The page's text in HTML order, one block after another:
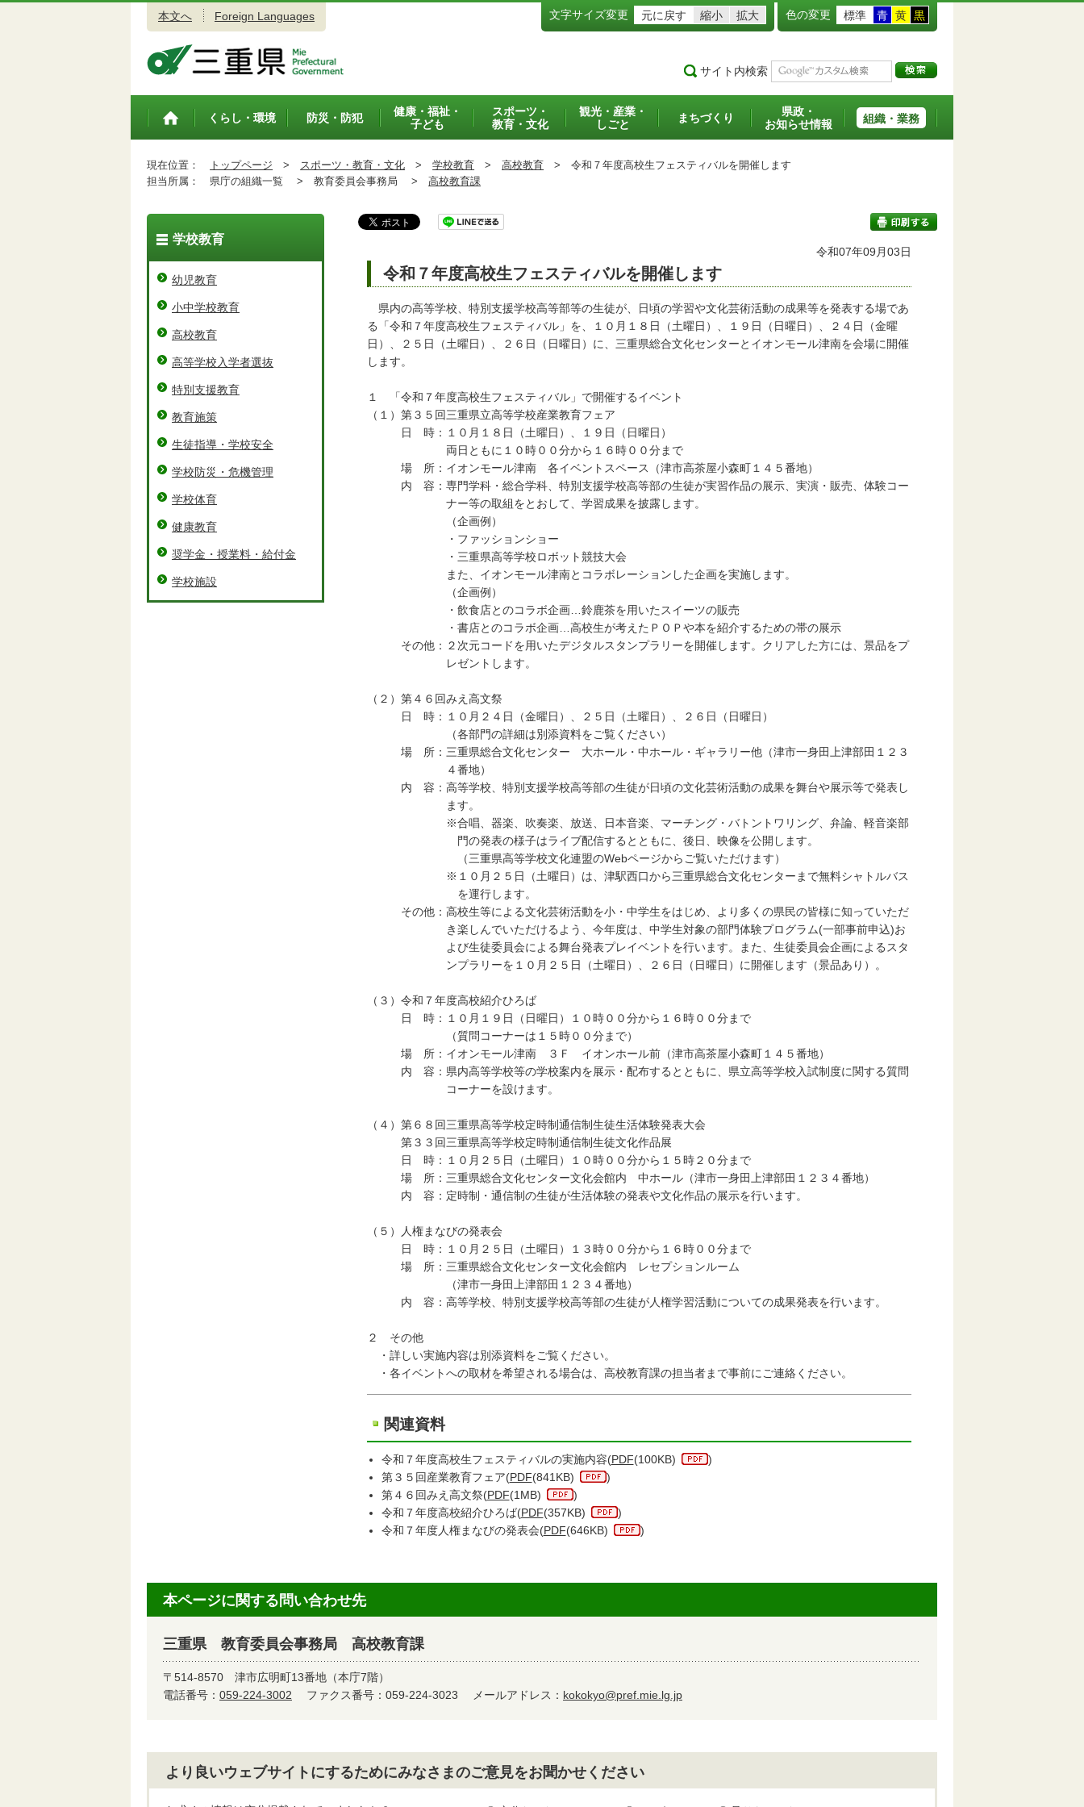
本文へ Foreign Languages 文字サイズ変更 元に戻す 縮小 拡大 色の変更 標準 青 黄 黒
サイト内検索
トップペ
くらし・環境 防災・防犯
健康・福祉・
子ども
スポーツ・
教育・文化
観光・産業・
しごと
まちづくり
県政・
お知らせ情報
組織・業務
現在位置： トップページ > スポーツ・教育・文化 > 学校教育 > 高校教育 > 令和７年度高校生フェスティバルを開催します
担当所属：
県庁の組織一覧 > 教育委員会事務局 > 高校教育課
印刷する
令和07年09月03日
令和７年度高校生フェスティバルを開催します
県内の高等学校、特別支援学校高等部等の生徒が、日頃の学習や文化芸術活動の成果等を発表する場であ
る「令和７年度高校生フェスティバル」を、１０月１８日（土曜日）、１９日（日曜日）、２４日（金曜
日）、２５日（土曜日）、２６日（日曜日）に、三重県総合文化センターとイオンモール津南を会場に開催
します。
１ 「令和７年度高校生フェスティバル」で開催するイベント
（１）第３５回三重県立高等学校産業教育フェア
日 時：１０月１８日（土曜日）、１９日（日曜日）
両日ともに１０時００分から１６時００分まで
場 所：イオンモール津南 各イベントスペース（津市高茶屋小森町１４５番地）
内 容：専門学科・総合学科、特別支援学校高等部の生徒が実習作品の展示、実演・販売、体験コー
ナー等の取組をとおして、学習成果を披露します。
（企画例）
・ファッションショー
・三重県高等学校ロボット競技大会
また、イオンモール津南とコラボレーションした企画を実施します。
（企画例）
・飲食店とのコラボ企画…鈴鹿茶を用いたスイーツの販売
・書店とのコラボ企画…高校生が考えたＰＯＰや本を紹介するための帯の展示
その他：２次元コードを用いたデジタルスタンプラリーを開催します。クリアした方には、景品をプ
レゼントします。
（２）第４６回みえ高文祭
日 時：１０月２４日（金曜日）、２５日（土曜日）、２６日（日曜日）
（各部門の詳細は別添資料をご覧ください）
場 所：三重県総合文化センター 大ホール・中ホール・ギャラリー他（津市一身田上津部田１２３
４番地）
内 容：高等学校、特別支援学校高等部の生徒が日頃の文化芸術活動の成果を舞台や展示等で発表し
ます。
※合唱、器楽、吹奏楽、放送、日本音楽、マーチング・バトントワリング、弁論、軽音楽部
門の発表の様子はライブ配信するとともに、後日、映像を公開します。
（三重県高等学校文化連盟のWebページからご覧いただけます）
※１０月２５日（土曜日）は、津駅西口から三重県総合文化センターまで無料シャトルバス
を運行します。
その他：高校生等による文化芸術活動を小・中学生をはじめ、より多くの県民の皆様に知っていただ
き楽しんでいただけるよう、今年度は、中学生対象の部門体験プログラム(一部事前申込)お
よび生徒委員会による舞台発表プレイベントを行います。また、生徒委員会企画によるスタ
ンプラリーを１０月２５日（土曜日）、２６日（日曜日）に開催します（景品あり）。
（３）令和７年度高校紹介ひろば
日 時：１０月１９日（日曜日）１０時００分から１６時００分まで
（質問コーナーは１５時００分まで）
場 所：イオンモール津南 ３Ｆ イオンホール前（津市高茶屋小森町１４５番地）
内 容：県内高等学校等の学校案内を展示・配布するとともに、県立高等学校入試制度に関する質問
コーナーを設けます。
（４）第６８回三重県高等学校定時制通信制生徒生活体験発表大会
第３３回三重県高等学校定時制通信制生徒文化作品展
日 時：１０月２５日（土曜日）１０時００分から１５時２０分まで
場 所：三重県総合文化センター文化会館内 中ホール（津市一身田上津部田１２３４番地）
内 容：定時制・通信制の生徒が生活体験の発表や文化作品の展示を行います。
（５）人権まなびの発表会
日 時：１０月２５日（土曜日）１３時００分から１６時００分まで
場 所：三重県総合文化センター文化会館内 レセプションルーム
（津市一身田上津部田１２３４番地）
内 容：高等学校、特別支援学校高等部の生徒が人権学習活動についての成果発表を行います。
２ その他
・詳しい実施内容は別添資料をご覧ください。
・各イベントへの取材を希望される場合は、高校教育課の担当者まで事前にご連絡ください。
関連資料
令和７年度高校生フェスティバルの実施内容(PDF(100KB)
)
第３５回産業教育フェア(PDF(841KB)
)
第４６回みえ高文祭(PDF(1MB)
)
令和７年度高校紹介ひろば(PDF(357KB)
)
令和７年度人権まなびの発表会(PDF(646KB) )
学校教育
幼児教育
小中学校教育
高校教育
高等学校入学者選抜
特別支援教育
教育施策
生徒指導・学校安全
学校防災・危機管理
学校体育
健康教育
奨学金・授業料・給付金
学校施設
本ページに関する問い合わせ先
三重県 教育委員会事務局 高校教育課
〒514-8570 津市広明町13番地（本庁7階）
電話番号： 059-224-3002 ファクス番号：059-224-3023 メールアドレス： kokokyo@pref.mie.lg.jp
より良いウェブサイトにするためにみなさまのご意見をお聞かせください